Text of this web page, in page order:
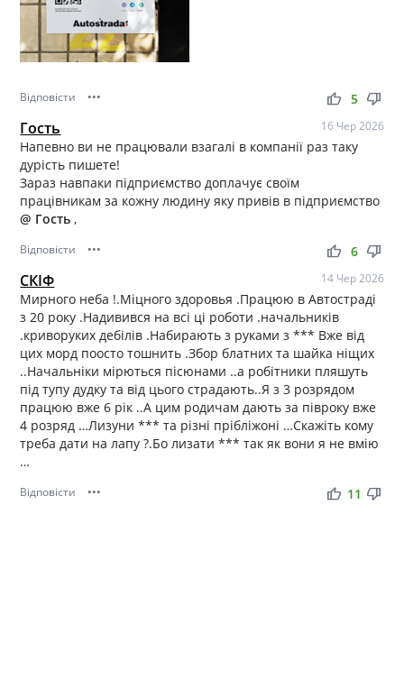
Відповісти ••• thumb_up thumb_down
5
Гость 16 Чер 2026
Напевно ви не працювали взагалі в компанії раз таку
дурість пишете!
Зараз навпаки підприємство доплачує своїм
працівникам за кожну людину яку привів в підприємство
@ Гость,
Відповісти ••• thumb_up thumb_down
6
СКІФ 14 Чер 2026
Мирного неба !.Міцного здоровья .Працюю в Автостраді
з 20 року .Надивився на всі ці роботи .начальників
.криворуких дебілів .Набирають з руками з *** Вже від
цих морд поосто тошнить .Збор блатних та шайка ніщих
..Начальніки мірються пісюнами ..а робітники пляшуть
під тупу дудку та від цього страдають..Я з 3 розрядом
працюю вже 6 рік ..А цим родичам дають за півроку вже
4 розряд …Лизуни *** та різні прібліжоні …Скажіть кому
треба дати на лапу ?.Бо лизати *** так як вони я не вмію
…
Відповісти ••• thumb_up thumb_down
11